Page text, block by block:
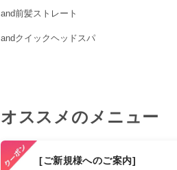
and前髪ストレート
andクイックヘッドスパ
オススメのメニュー
[ご新規様へのご案内]